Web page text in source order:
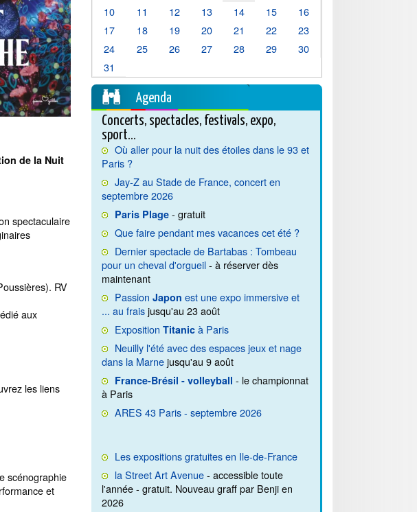
de la Nuit
spectaculaire
RV
aux
les liens
scénographie
et
10
11 12 13 14 15
16
17
18 19 20 21 22
23
24
25 26 27 28 29
30
31
Agenda
Concerts, spectacles, festivals, expo,
sport...
Où aller pour la nuit des étoiles dans le 93 et
Paris ?
Jay-Z au Stade de France, concert en
septembre 2026
Paris Plage - gratuit
Que faire pendant mes vacances cet été ?
Dernier spectacle de Bartabas : Tombeau
pour un cheval d'orgueil- à réserver dès
maintenant
PassionJapon est une expo immersive et
... au fraisjusqu'au 23 août
ExpositionTitanic à Paris
Neuilly l'été avec des espaces jeux et nage
dans la Marnejusqu'au 9 août
France-Brésil - volleyball - le championnat
à Paris
ARES 43 Paris - septembre 2026
Les expositions gratuites en Ile-de-France
la Street Art Avenue- accessible toute
l'année - gratuit. Nouveau graff par Benji en
2026